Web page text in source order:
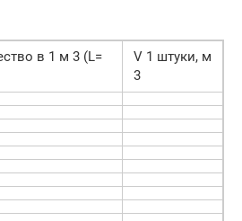
в 1 м 3 (L=
V 1 штуки, м
3